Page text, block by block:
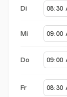
Di
Mi
Do
Fr